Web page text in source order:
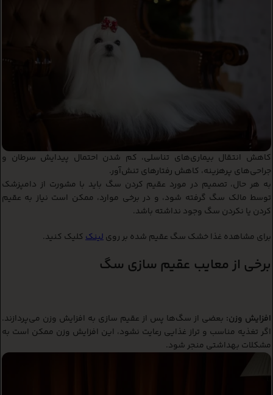
کاهش انتقال بیماری‌های تناسلی، کم شدن احتمال پیدایش سرطان و
جراحی‌های پرهزینه، کاهش رفتارهای تنش‌آور.
به هر حال، تصمیم در مورد عقیم کردن سگ باید با مشورت از دامپزشک
توسط مالک سگ گرفته شود، و در برخی موارد، ممکن است نیاز به عقیم
کردن یا نکردن سگ وجود نداشته باشد.
برای مشاهده غذا خشک سگ عقیم شده بر رویلینک کلیک کنید.
برخی از معایب عقیم سازی سگ
افزایش وزن: بعضی از سگ‌ها پس از عقیم سازی به افزایش وزن می‌پردازند.
اگر تغذیه مناسب و تراز غذایی رعایت نشود، این افزایش وزن ممکن است به
مشکلات بهداشتی منجر شود.